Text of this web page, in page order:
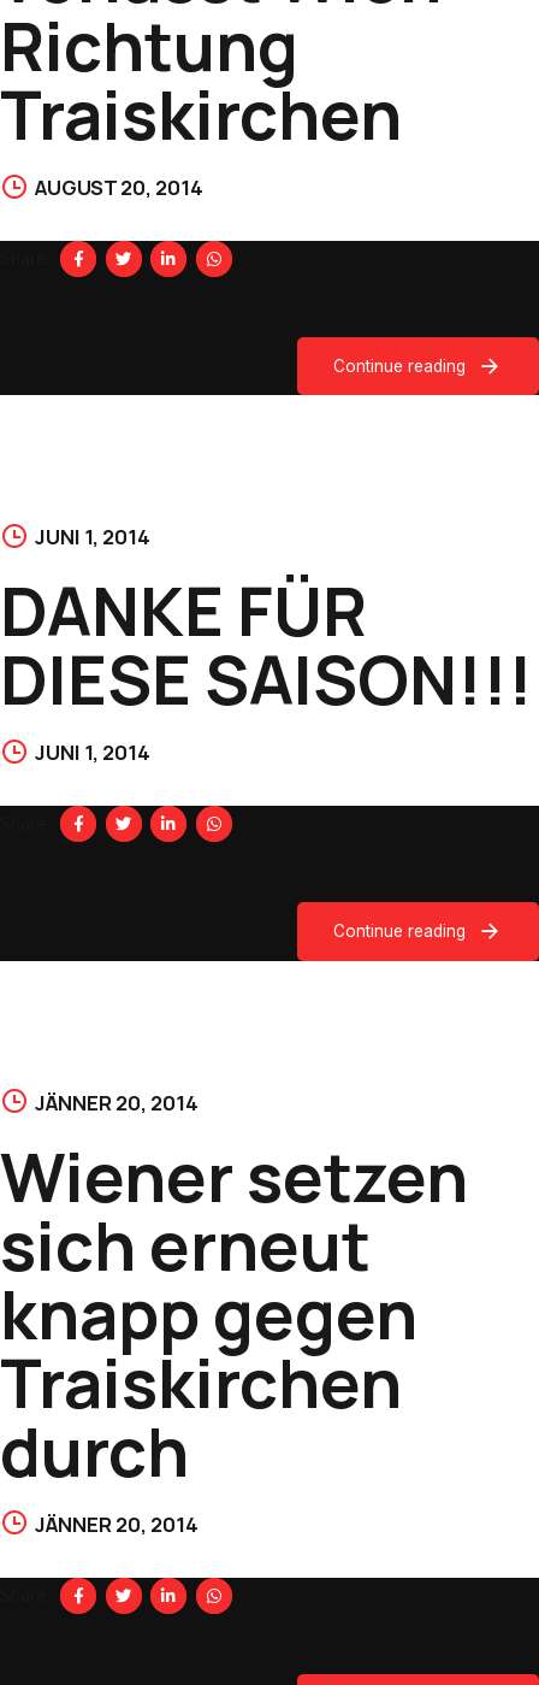
Richtung
Traiskirchen
AUGUST 20, 2014
Continue reading
JUNI 1, 2014
DANKE FÜR
DIESE SAISON!!!
JUNI 1, 2014
Continue reading
JÄNNER 20, 2014
Wiener setzen
sich erneut
knapp gegen
Traiskirchen
durch
JÄNNER 20, 2014